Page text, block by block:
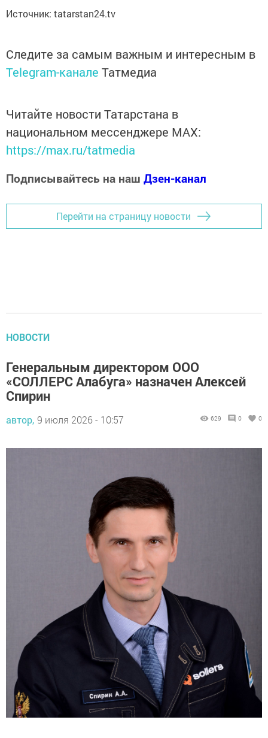
Источник: tatarstan24.tv
Следите за самым важным и интересным в
Telegram-канале Татмедиа
Читайте новости Татарстана в
национальном мессенджере MАХ:
https://max.ru/tatmedia
Подписывайтесь на наш Дзен-канал
Перейти на страницу новости
НОВОСТИ
Генеральным директором ООО
«СОЛЛЕРС Алабуга» назначен Алексей
Спирин
автор, 9 июля 2026 - 10:57 629 0 0